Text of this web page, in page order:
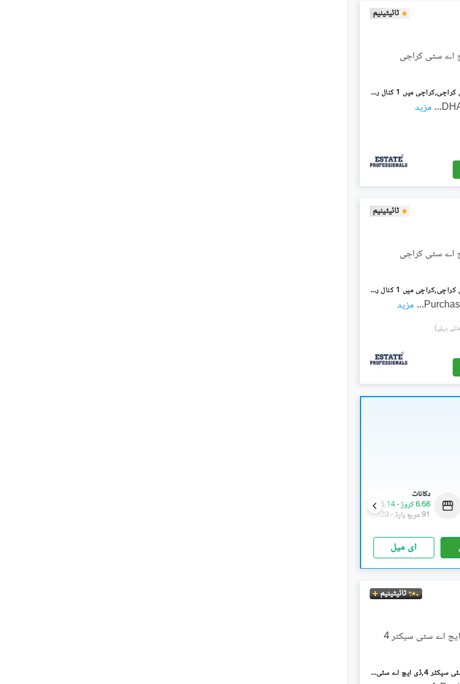
ٹائیٹینیم
ڈی ایچ اے سٹی سیکٹر 10 ڈی ایچ اے سٹی کراچی,کراچی میں 1 کنال رہائشی پلاٹ 99.0 لاکھ میں برائے فروخت۔
... مزید
ٹائیٹینیم
ڈی ایچ اے سٹی - سیکٹر 5 ڈی ایچ اے سٹی کراچی,کراچی میں 1 کنال رہائشی پلاٹ 1.3 کروڑ میں برائے فروخت۔
... مزید
دکانات
6.68 کروڑ
-16.14 کروڑ
91 مربع یارڈ
-220 مربع یارڈ
ای میل
ٹائیٹینیم
ڈی ایچ اے سٹی ۔ سیکٹر 4اے ڈی ایچ اے سٹی سیکٹر 4,ڈی ایچ اے سٹی کراچی,کراچی میں 12 مرلہ رہائشی پلاٹ 80.0 لاکھ میں برائے فروخت۔